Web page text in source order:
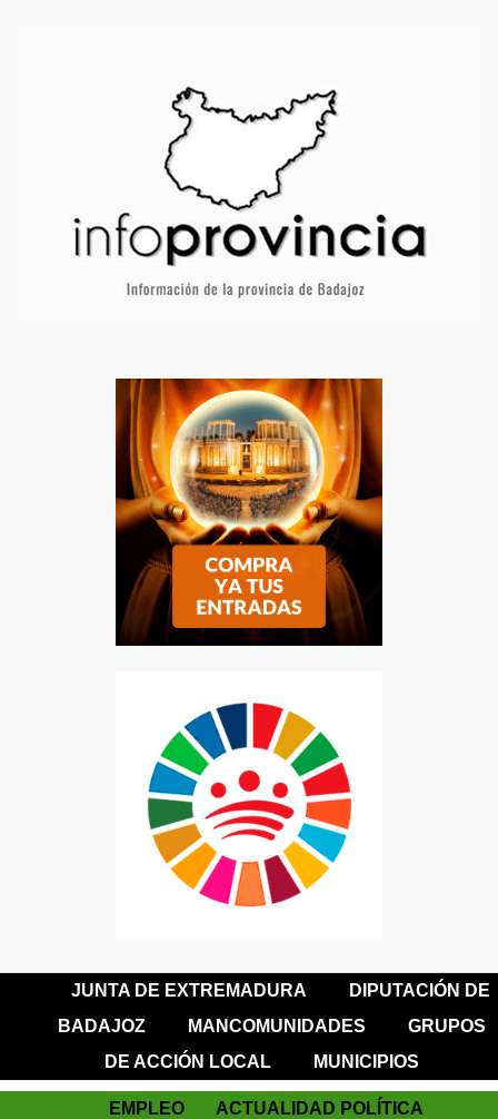
JUNTA DE EXTREMADURA
DIPUTACIÓN DE
BADAJOZ
MANCOMUNIDADES
GRUPOS
DE ACCIÓN LOCAL
MUNICIPIOS
EMPLEO
ACTUALIDAD POLÍTICA